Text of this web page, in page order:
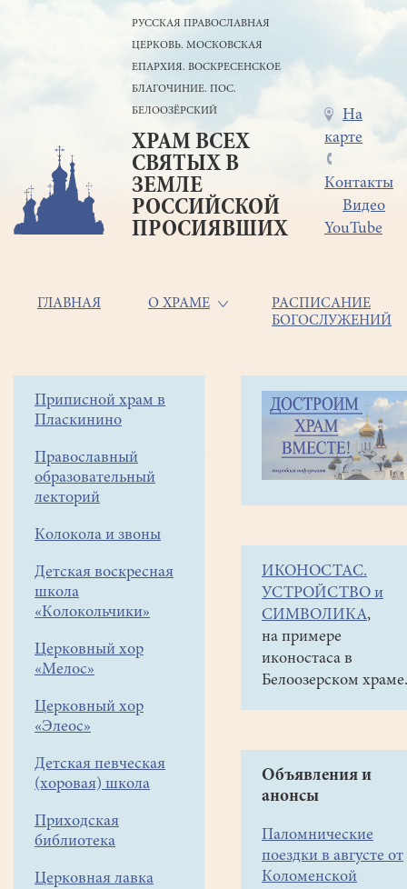
РУССКАЯ ПРАВОСЛАВНАЯ
ЦЕРКОВЬ. МОСКОВСКАЯ
ЕПАРХИЯ. ВОСКРЕСЕНСКОЕ
БЛАГОЧИНИЕ. ПОС.
БЕЛООЗЁРСКИЙ
ХРАМ ВСЕХ
СВЯТЫХ В
ЗЕМЛЕ
РОССИЙСКОЙ
ПРОСИЯВШИХ
Меню
в
шапке
На
карте
Контакты
Видео
YouTube
Основная
ГЛАВНАЯ О ХРАМЕ
РАСПИСАНИЕ
БОГОСЛУЖЕНИЙ
Боковое
меню
Приписной храм в
Пласкинино
Православный
образовательный
лекторий
Колокола и звоны
Детская воскресная
школа
«Колокольчики»
Церковный хор
«Мелос»
Церковный хор
«Элеос»
Детская певческая
(хоровая) школа
Приходская
библиотека
Церковная лавка
Строка
навигации
Галереи
крещенской
купальни
10.01.
ИКОНОСТАС.
УСТРОЙСТВО и
СИМВОЛИКА,
на примере
иконостаса в
Белоозерском храме.
Объявления и
анонсы
Паломнические
поездки в августе от
Коломенской